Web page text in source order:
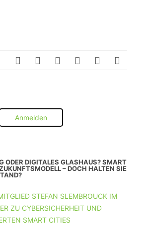
Anmelden
ODER DIGITALES GLASHAUS? SMART
– DOCH HALTEN SIE
STEFAN SLEMBROUCK IM
ZU CYBERSICHERHEIT UND
SMART CITIES